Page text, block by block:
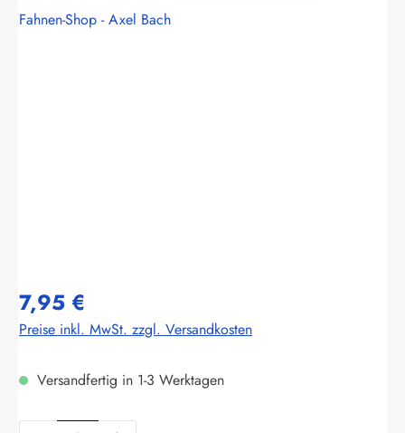
Fahnen-Shop - Axel Bach
7,95 €
Preise inkl. MwSt. zzgl. Versandkosten
Versandfertig in 1-3 Werktagen